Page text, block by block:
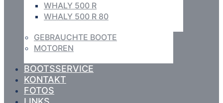
WHALY 500 R
WHALY 500 R 80
GEBRAUCHTE BOOTE
MOTOREN
BOOTSSERVICE
KONTAKT
FOTOS